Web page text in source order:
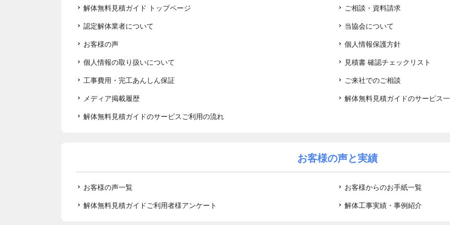
解体無料見積ガイド トップページ ご相談・資料請求
認定解体業者について 当協会について
お客様の声 個人情報保護方針
個人情報の取り扱いについて 見積書 確認チェックリスト
工事費用・完工あんしん保証 ご来社でのご相談
メディア掲載履歴 解体無料見積ガイドのサービス
解体無料見積ガイドのサービスご利用の流れ
お客様の声と実績
お客様の声一覧 お客様からのお手紙一覧
解体無料見積ガイドご利用者様アンケート 解体工事実績・事例紹介